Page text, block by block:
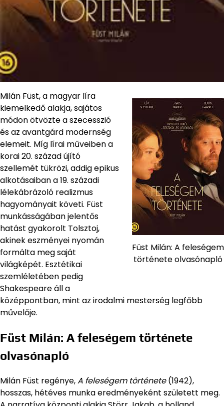
Füst Milán: A feleségem
története olvasónapló
Milán Füst, a magyar líra
kiemelkedő alakja, sajátos
módon ötvözte a szecesszió
és az avantgárd modernség
elemeit. Míg lírai műveiben a
korai 20. század újító
szellemét tükrözi, addig epikus
alkotásaiban a 19. századi
lélekábrázoló realizmus
hagyományait követi. Füst
munkásságában jelentős
hatást gyakorolt Tolsztoj,
akinek eszményei nyomán
formálta meg saját
világképét. Esztétikai
szemléletében pedig
Shakespeare áll a
középpontban, mint az irodalmi mesterség legfőbb
művelője.
Füst Milán: A feleségem története
olvasónapló
Milán Füst regénye,A feleségem története(1942),
hosszas, hétéves munka eredményeként született meg.